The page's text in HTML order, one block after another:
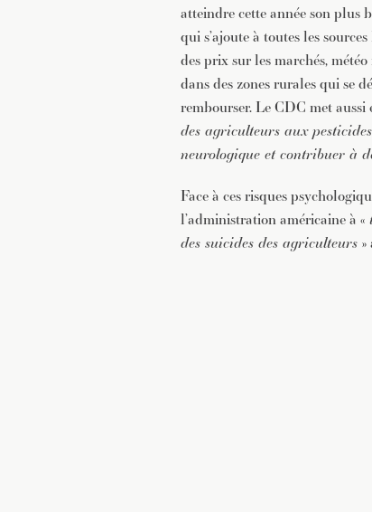
atteindre cette année son plus
qui s’ajoute à toutes les
des prix sur les marchés,
dans des zones rurales qui se
rembourser. Le CDC met aussi
des agriculteurs aux pesticides
neurologique et contribuer à
Face à ces risques
l’administration américaine à «
des suicides des agriculteurs